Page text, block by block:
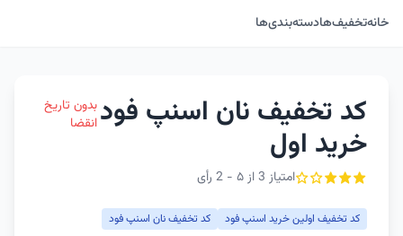
خانهتخفیف‌هادسته‌بندی‌ها
کد تخفیف نان اسنپ فود
خرید اول
امتیاز 3 از ۵ - 2 رأی
بدون تاریخ
انقضا
کد تخفیف اولین خرید اسنپ فود کد تخفیف نان اسنپ فود